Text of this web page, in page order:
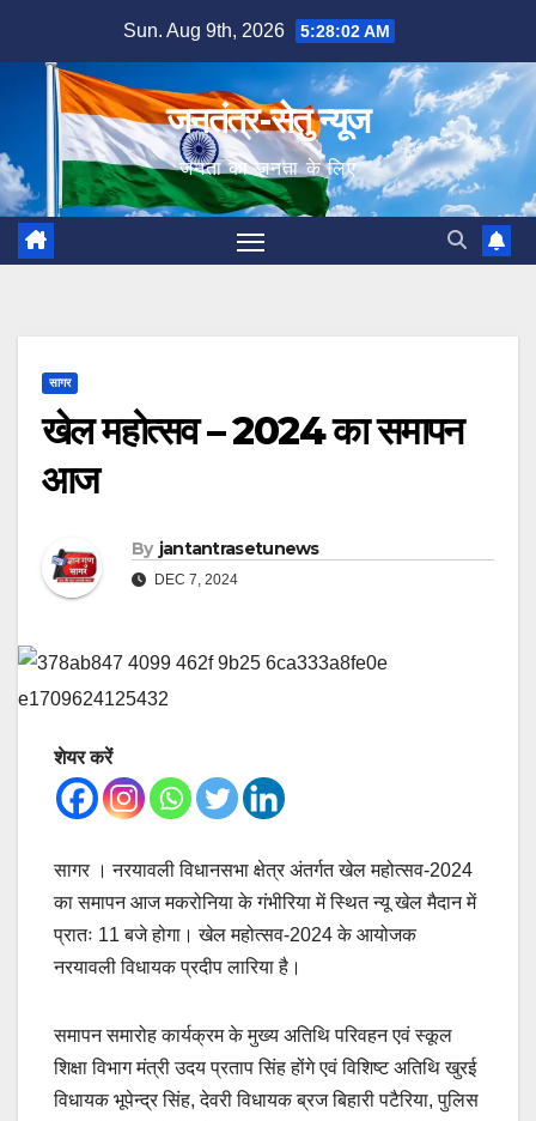
content
Sun. Aug 9th, 2026 5:28:03 AM
जनतंत्र-सेतु न्यूज
जनता का जनता के लिए
सागर
खेल महोत्सव – 2024 का समापन
आज
By jantantrasetunews
DEC 7, 2024
शेयर करें
सागर । नरयावली विधानसभा क्षेत्र अंतर्गत खेल महोत्सव-2024
का समापन आज मकरोनिया के गंभीरिया में स्थित न्यू खेल मैदान में
प्रातः 11 बजे होगा। खेल महोत्सव-2024 के आयोजक
नरयावली विधायक प्रदीप लारिया है।
समापन समारोह कार्यक्रम के मुख्य अतिथि परिवहन एवं स्कूल
शिक्षा विभाग मंत्री उदय प्रताप सिंह होंगे एवं विशिष्ट अतिथि खुरई
विधायक भूपेन्द्र सिंह, देवरी विधायक ब्रज बिहारी पटैरिया, पुलिस